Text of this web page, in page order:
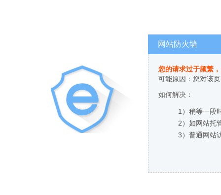
网站防火墙
您的请求过于频繁
可能原因：您对该
如何解决：
1）稍等一段
2）如网站托
3）普通网站